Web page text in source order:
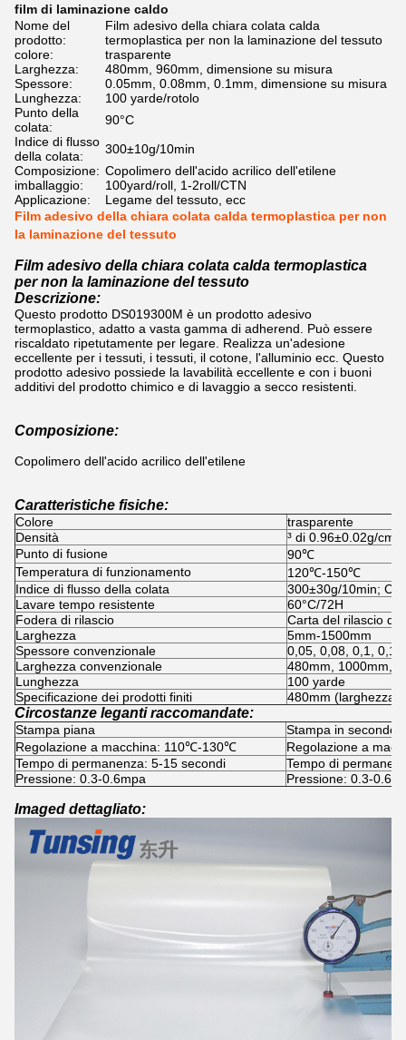
film di laminazione caldo
Nome del
prodotto:
Film adesivo della chiara colata calda
termoplastica per non la laminazione del tessuto
colore:
trasparente
Larghezza:
480mm, 960mm, dimensione su misura
Spessore:
0.05mm, 0.08mm, 0.1mm, dimensione su misura
Lunghezza:
100 yarde/rotolo
Punto della
colata:
90°C
Indice di flusso
della colata:
300±10g/10min
Composizione: Copolimero dell'acido acrilico dell'etilene
imballaggio:
100yard/roll, 1-2roll/CTN
Applicazione:
Legame del tessuto, ecc
Film adesivo della chiara colata calda termoplastica per non
la laminazione del tessuto
Film adesivo della chiara colata calda termoplastica
per non la laminazione del tessuto
Descrizione:
Questo prodotto DS019300M è un prodotto adesivo
termoplastico, adatto a vasta gamma di adherend. Può essere
riscaldato ripetutamente per legare. Realizza un'adesione
eccellente per i tessuti, i tessuti, il cotone, l'alluminio ecc. Questo
prodotto adesivo possiede la lavabilità eccellente e con i buoni
additivi del prodotto chimico e di lavaggio a secco resistenti.
Composizione:
Copolimero dell'acido acrilico dell'etilene
Caratteristiche fisiche:
Colore
trasparente
Densità
³ di 0.96±0.02g/cm
Punto di fusione
90℃
Temperatura di funzionamento
120℃-150℃
Indice di flusso della colata
300±30g/10min;
Lavare tempo resistente
60°C/72H
Fodera di rilascio
Carta del rilascio
Larghezza
5mm-1500mm
Spessore convenzionale
0,05, 0,08, 0,1,
Larghezza convenzionale
480mm, 1000mm,
Lunghezza
100 yarde
Specificazione dei prodotti finiti
480mm (larghezza)
Circostanze leganti raccomandate:
Stampa piana
Stampa in secondo
Regolazione a macchina: 110℃-130℃
Regolazione a
Tempo di permanenza: 5-15 secondi
Tempo di
Pressione: 0.3-0.6mpa
Pressione: 0.3-
Imaged dettagliato: